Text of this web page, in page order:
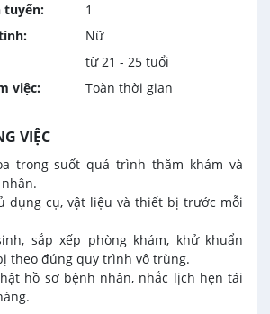
tuyển:
1
Nữ
từ 21 - 25 tuổi
việc:
Toàn thời gian
VIỆC
trong suốt quá trình thăm khám và
dụng cụ, vật liệu và thiết bị trước mỗi
sắp xếp phòng khám, khử khuẩn
theo đúng quy trình vô trùng.
hồ sơ bệnh nhân, nhắc lịch hẹn tái